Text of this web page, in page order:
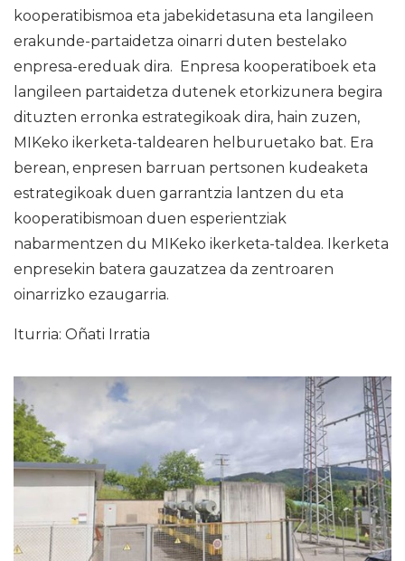
kooperatibismoa eta jabekidetasuna eta langileen
erakunde-partaidetza oinarri duten bestelako
enpresa-ereduak dira. Enpresa kooperatiboek eta
langileen partaidetza dutenek etorkizunera begira
dituzten erronka estrategikoak dira, hain zuzen,
MIKeko ikerketa-taldearen helburuetako bat. Era
berean, enpresen barruan pertsonen kudeaketa
estrategikoak duen garrantzia lantzen du eta
kooperatibismoan duen esperientziak
nabarmentzen du MIKeko ikerketa-taldea. Ikerketa
enpresekin batera gauzatzea da zentroaren
oinarrizko ezaugarria.
Iturria: Oñati Irratia